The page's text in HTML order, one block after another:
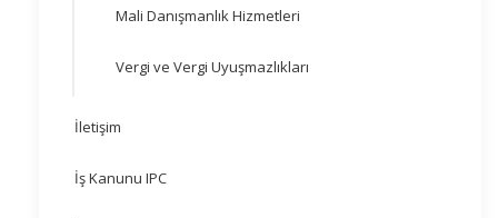
Mali Danışmanlık Hizmetleri
Vergi ve Vergi Uyuşmazlıkları
İletişim
İş Kanunu IPC